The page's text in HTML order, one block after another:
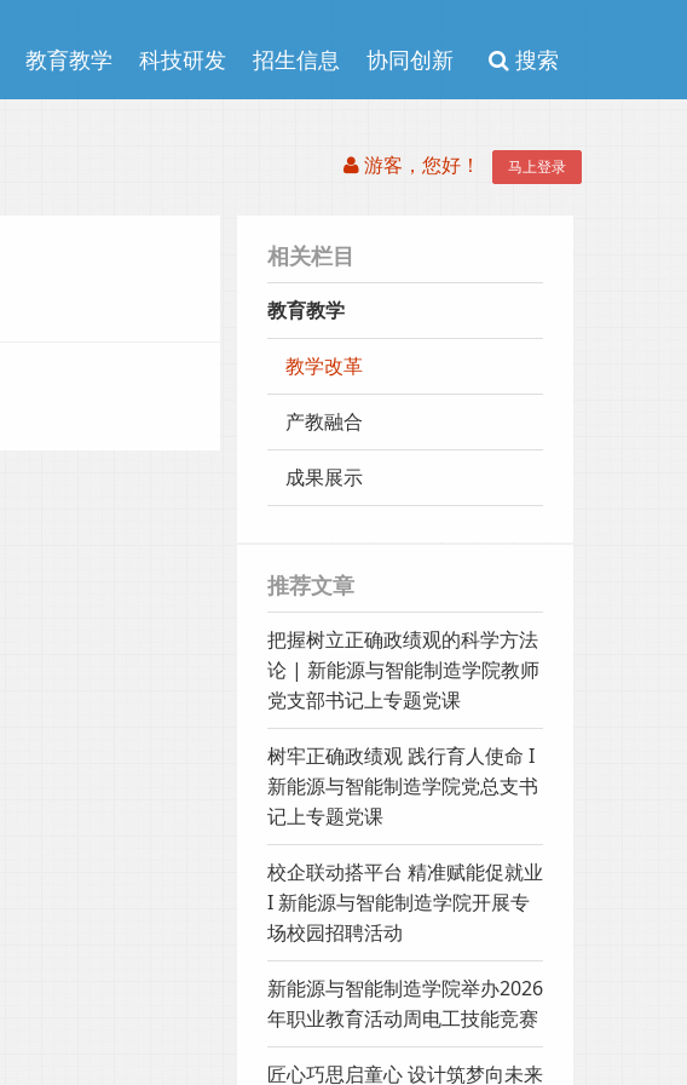
教育教学 科技研发 招生信息 协同创新 搜索
游客，您好！ 马上登录
相关栏目
教育教学
教学改革
产教融合
成果展示
推荐文章
把握树立正确政绩观的科学方法
论 | 新能源与智能制造学院教师
党支部书记上专题党课
树牢正确政绩观 践行育人使命 I
新能源与智能制造学院党总支书
记上专题党课
校企联动搭平台 精准赋能促就业
I 新能源与智能制造学院开展专
场校园招聘活动
新能源与智能制造学院举办2026
年职业教育活动周电工技能竞赛
匠心巧思启童心 设计筑梦向未来